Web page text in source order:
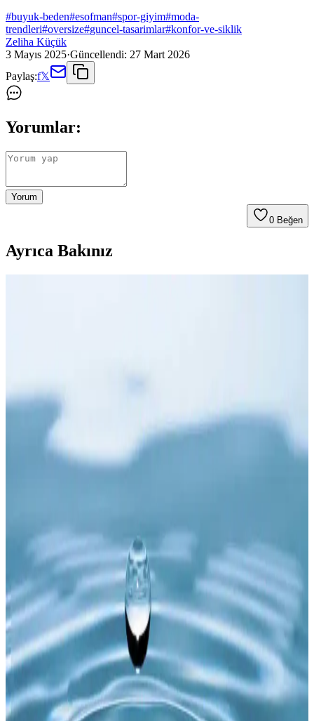
#buyuk-beden#esofman#spor-giyim#moda-
trendleri#oversize#guncel-tasarimlar#konfor-ve-siklik
Zeliha Küçük
3 Mayıs 2025·Güncellendi: 27 Mart 2026
Paylaş:f𝕏
Yorumlar:
Yorum
0 Beğen
Ayrıca Bakınız
Raw Denim: Kumaş Özellikleri, Beden Seçimi,
Bakım ve Satın Alma Rehberi
Raw denim kumaşın özellikleri, çekme süreçleri, beden seçimi ve
bakım önerileri detaylı şekilde ele alınmaktadır. Kumaş türleri, renk
koruma yöntemleri ve satın alma politikaları da açıklanmaktadır.
stilini dayanıklı denim ve yün detaylarla sunuyor. Reaktif boya ile
renk solması minimum, iç astar pamuklu konforlu kullanım sağlıyor.
Raw Denim Pantolonlarda Beden Seçimi, Bakım ve
Kişiselleştirme Rehberi
Raw denim pantolonlarda doğru beden seçimi, çekme ve esneme
özellikleri, bakım yöntemleri ve kişiselleştirme teknikleri detaylı
şekilde ele alınmaktadır. Büyük beden seçenekleri ve tamir önerileri
de sunulmaktadır.
MİSTİRİK Buturo Model Alt Karın Etkili Büyük
Beden Korse İncelemesi ve Kullanıcı Yorumları